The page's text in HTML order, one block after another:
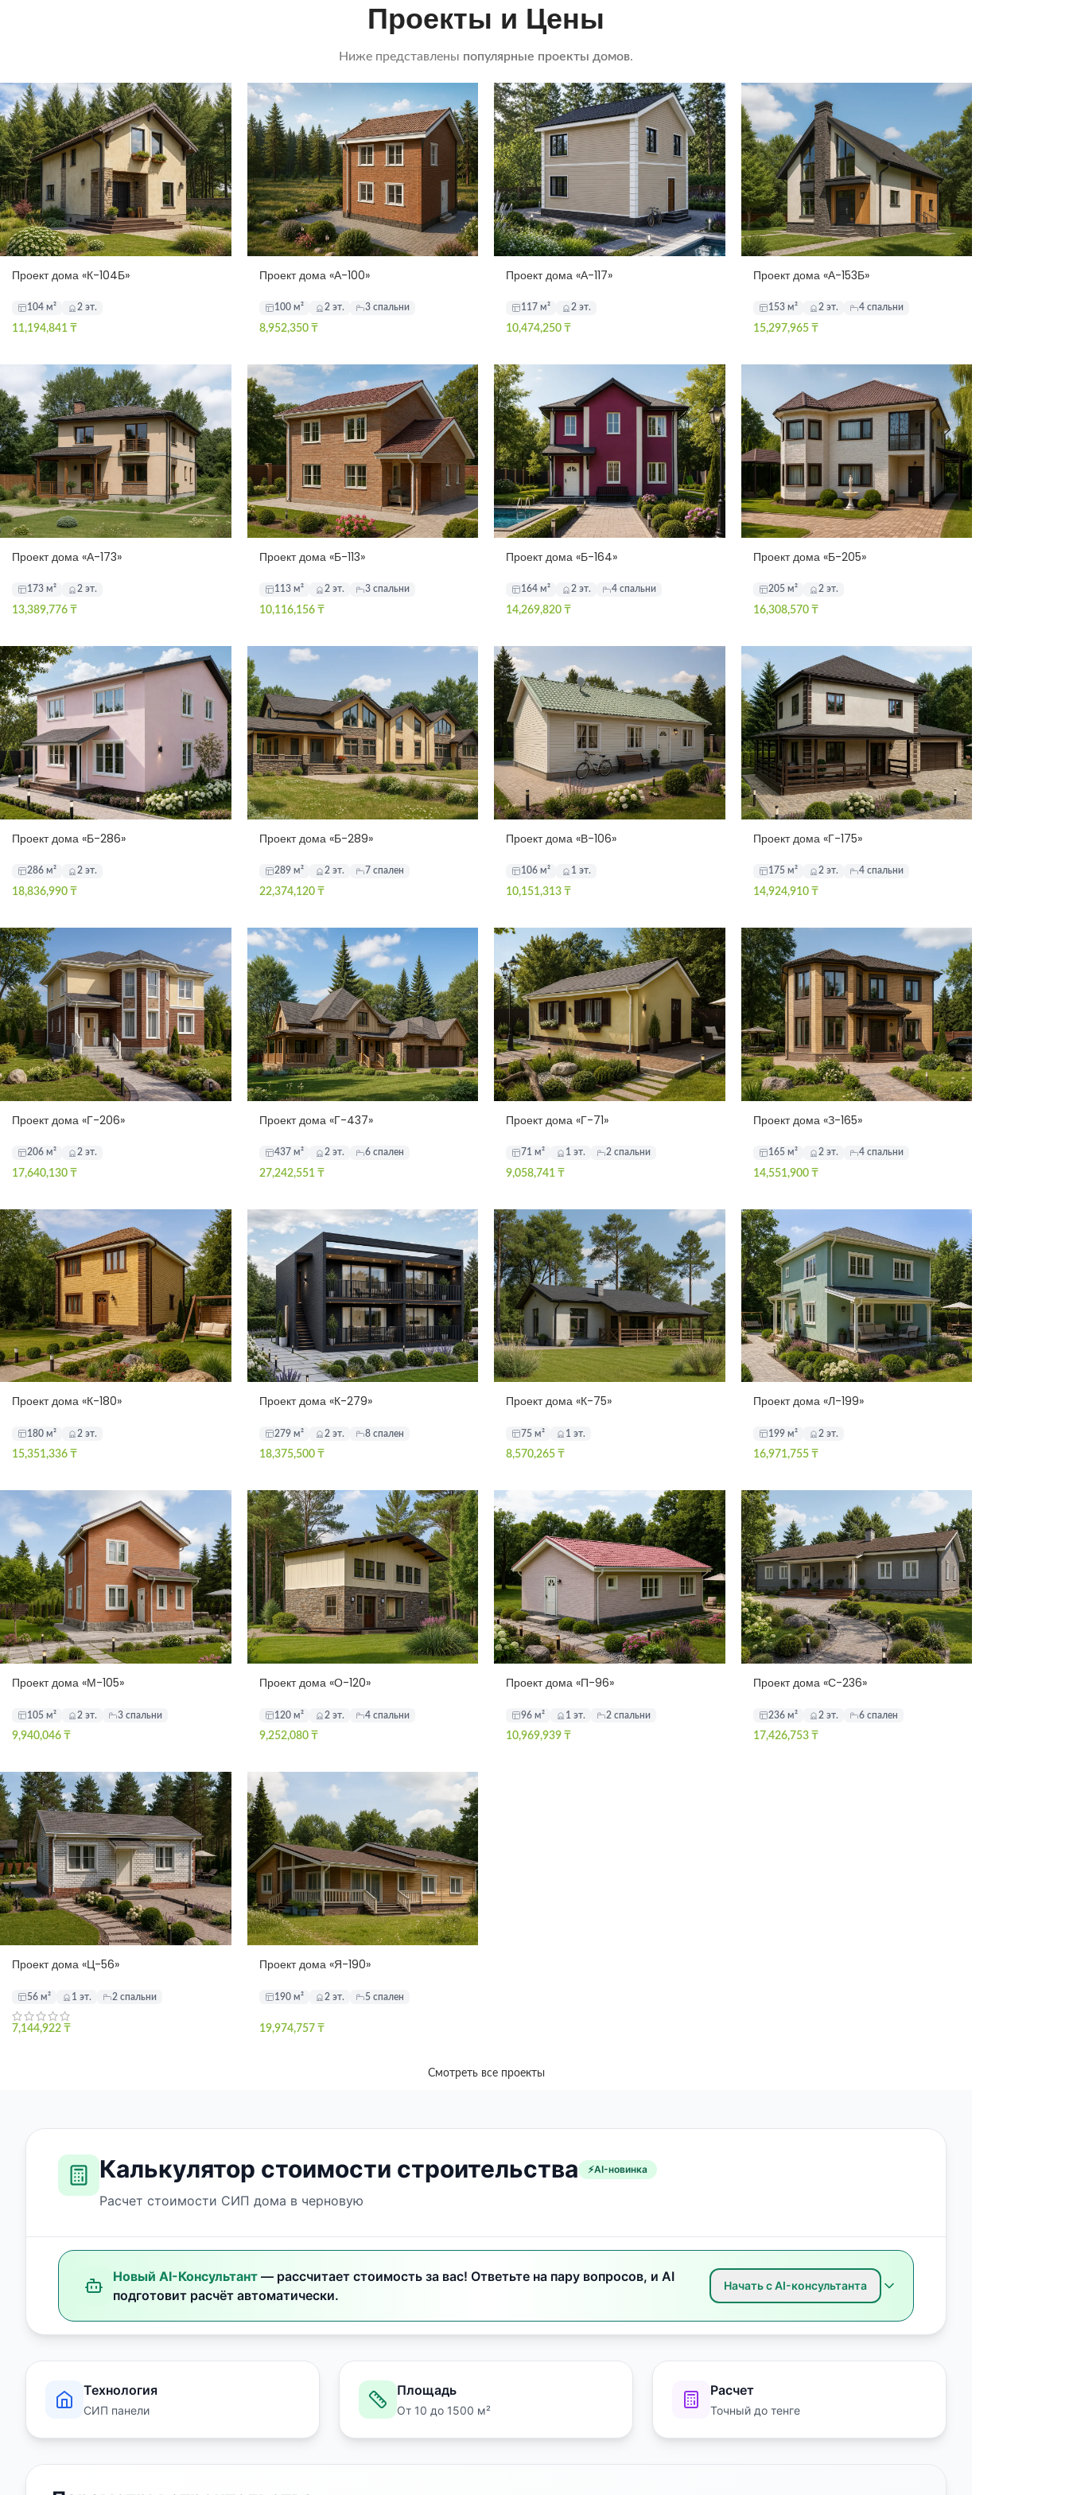
Проекты и Цены
Ниже представлены популярные проекты домов.
Проект дома «К-104Б»
104 м² 2 эт.
11,194,841 ₸
Проект дома «А-100»
100 м² 2 эт. 3 спальни
8,952,350 ₸
Проект дома «А-117»
117 м² 2 эт.
10,474,250 ₸
Проект дома «А-153Б»
153 м² 2 эт. 4 спальни
15,297,965 ₸
Проект дома «А-173»
173 м² 2 эт.
13,389,776 ₸
Проект дома «Б-113»
113 м² 2 эт. 3 спальни
10,116,156 ₸
Проект дома «Б-164»
164 м² 2 эт. 4 спальни
14,269,820 ₸
Проект дома «Б-205»
205 м² 2 эт.
16,308,570 ₸
Проект дома «Б-286»
286 м² 2 эт.
18,836,990 ₸
Проект дома «Б-289»
289 м² 2 эт. 7 спален
22,374,120 ₸
Проект дома «В-106»
106 м² 1 эт.
10,151,313 ₸
Проект дома «Г-175»
175 м² 2 эт. 4 спальни
14,924,910 ₸
Проект дома «Г-206»
206 м² 2 эт.
17,640,130 ₸
Проект дома «Г-437»
437 м² 2 эт. 6 спален
27,242,551 ₸
Проект дома «Г-71»
71 м² 1 эт. 2 спальни
9,058,741 ₸
Проект дома «З-165»
165 м² 2 эт. 4 спальни
14,551,900 ₸
Проект дома «К-180»
180 м² 2 эт.
15,351,336 ₸
Проект дома «К-279»
279 м² 2 эт. 8 спален
18,375,500 ₸
Проект дома «К-75»
75 м² 1 эт.
8,570,265 ₸
Проект дома «Л-199»
199 м² 2 эт.
16,971,755 ₸
Проект дома «М-105»
105 м² 2 эт. 3 спальни
9,940,046 ₸
Проект дома «О-120»
120 м² 2 эт. 4 спальни
9,252,080 ₸
Проект дома «П-96»
96 м² 1 эт. 2 спальни
10,969,939 ₸
Проект дома «С-236»
236 м² 2 эт. 6 спален
17,426,753 ₸
Проект дома «Ц-56»
56 м² 1 эт. 2 спальни
7,144,922 ₸
Проект дома «Я-190»
190 м² 2 эт. 5 спален
19,974,757 ₸
Смотреть все проекты